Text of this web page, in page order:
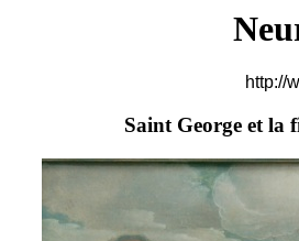
http://
Saint George et la